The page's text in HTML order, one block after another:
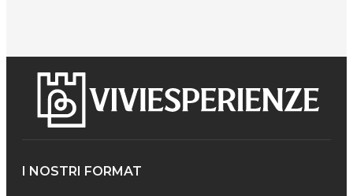
I NOSTRI FORMAT